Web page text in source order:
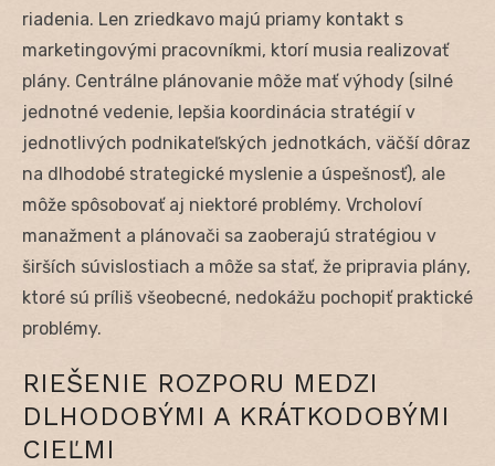
riadenia. Len zriedkavo majú priamy kontakt s
marketingovými pracovníkmi, ktorí musia realizovať
plány. Centrálne plánovanie môže mať výhody (silné
jednotné vedenie, lepšia koordinácia stratégií v
jednotlivých podnikateľských jednotkách, väčší dôraz
na dlhodobé strategické myslenie a úspešnosť), ale
môže spôsobovať aj niektoré problémy. Vrcholoví
manažment a plánovači sa zaoberajú stratégiou v
širších súvislostiach a môže sa stať, že pripravia plány,
ktoré sú príliš všeobecné, nedokážu pochopiť praktické
problémy.
RIEŠENIE ROZPORU MEDZI
DLHODOBÝMI A KRÁTKODOBÝMI
CIEĽMI